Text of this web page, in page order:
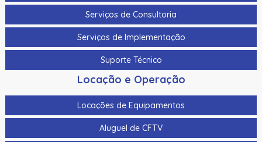
Cartao De Proximidade Rfid Hikvision Ds-K7M101-E0 Freq.
Cartao De Proximidade Rfid Hikvision Ds-Kem125 Em
Cartao De Proximidade Rfid Hikvision Fm11Rf08-M1 Mifare
Cartao De Proximidade Rfid Hikvision Frequencia Dupla
Mifare 13,56Mhz E Em 125Khz Em Pvc
Serviços de Consultoria
Serviços de Implementação
Suporte Técnico
Locação e Operação
Locações de Equipamentos
Aluguel de CFTV